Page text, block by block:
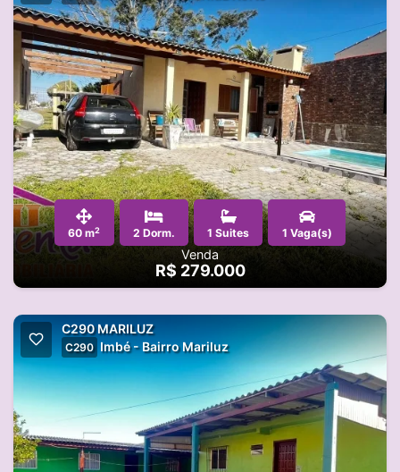
60 m2 2 Dorm. 1 Suites 1 Vaga(s)
Venda
R$ 279.000
C290 MARILUZ
C290 Imbé - Bairro Mariluz